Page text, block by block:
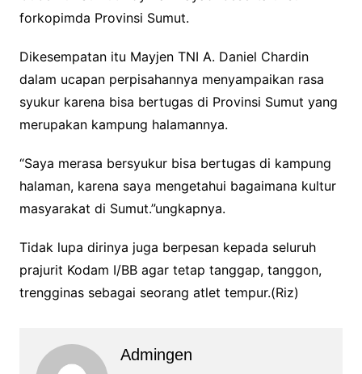
forkopimda Provinsi Sumut.
Dikesempatan itu Mayjen TNI A. Daniel Chardin
dalam ucapan perpisahannya menyampaikan rasa
syukur karena bisa bertugas di Provinsi Sumut yang
merupakan kampung halamannya.
“Saya merasa bersyukur bisa bertugas di kampung
halaman, karena saya mengetahui bagaimana kultur
masyarakat di Sumut.”ungkapnya.
Tidak lupa dirinya juga berpesan kepada seluruh
prajurit Kodam I/BB agar tetap tanggap, tanggon,
trengginas sebagai seorang atlet tempur.(Riz)
Admingen